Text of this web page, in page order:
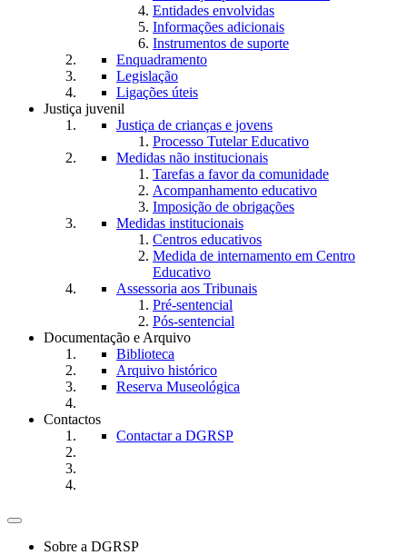
Entidades envolvidas
Informações adicionais
Instrumentos de suporte
Enquadramento
Legislação
Ligações úteis
Justiça juvenil
Justiça de crianças e jovens
Processo Tutelar Educativo
Medidas não institucionais
Tarefas a favor da comunidade
Acompanhamento educativo
Imposição de obrigações
Medidas institucionais
Centros educativos
Medida de internamento em Centro
Educativo
Assessoria aos Tribunais
Pré-sentencial
Pós-sentencial
Documentação e Arquivo
Biblioteca
Arquivo histórico
Reserva Museológica
Contactos
Contactar a DGRSP
Toggle
navigationSobre a DGRSP